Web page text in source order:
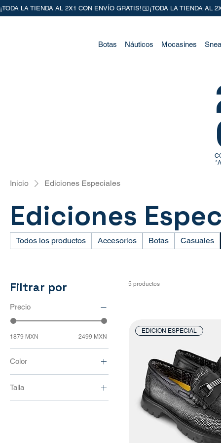
Mocasines
Náuticos
Botas
Inicio Ediciones Especiales
Ediciones
Todos los productos Accesorios Botas Casuales
Filtrar por
Precio
1879 MXN 2499 MXN
Color
Talla
25
5 productos
EDICION ESPECIAL